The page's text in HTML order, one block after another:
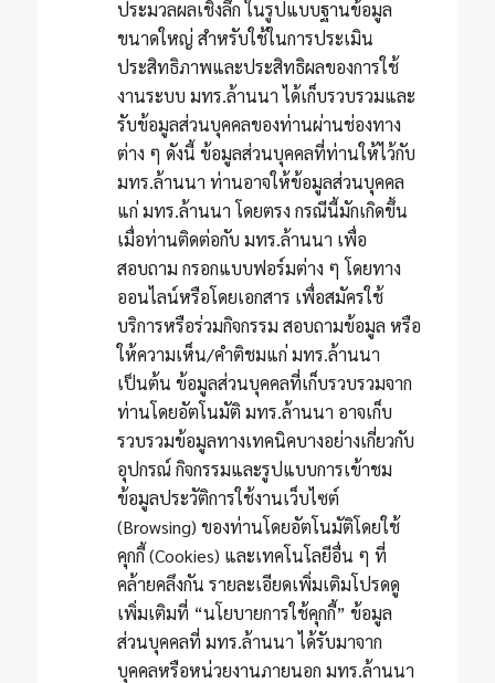
ประมวลผลเชิงลึก ในรูปแบบฐานข้อมูล
ขนาดใหญ่ สำหรับใช้ในการประเมิน
ประสิทธิภาพและประสิทธิผลของการใช้
งานระบบ มทร.ล้านนา ได้เก็บรวบรวมและ
รับข้อมูลส่วนบุคคลของท่านผ่านช่องทาง
ต่าง ๆ ดังนี้ ข้อมูลส่วนบุคคลที่ท่านให้ไว้กับ
มทร.ล้านนา ท่านอาจให้ข้อมูลส่วนบุคคล
แก่ มทร.ล้านนา โดยตรง กรณีนี้มักเกิดขึ้น
เมื่อท่านติดต่อกับ มทร.ล้านนา เพื่อ
สอบถาม กรอกแบบฟอร์มต่าง ๆ โดยทาง
ออนไลน์หรือโดยเอกสาร เพื่อสมัครใช้
บริการหรือร่วมกิจกรรม สอบถามข้อมูล หรือ
ให้ความเห็น/คำติชมแก่ มทร.ล้านนา
เป็นต้น ข้อมูลส่วนบุคคลที่เก็บรวบรวมจาก
ท่านโดยอัตโนมัติ มทร.ล้านนา อาจเก็บ
รวบรวมข้อมูลทางเทคนิคบางอย่างเกี่ยวกับ
อุปกรณ์ กิจกรรมและรูปแบบการเข้าชม
ข้อมูลประวัติการใช้งานเว็บไซต์
(Browsing) ของท่านโดยอัตโนมัติโดยใช้
คุกกี้ (Cookies) และเทคโนโลยีอื่น ๆ ที่
คล้ายคลึงกัน รายละเอียดเพิ่มเติมโปรดดู
เพิ่มเติมที่ “นโยบายการใช้คุกกี้” ข้อมูล
ส่วนบุคคลที่ มทร.ล้านนา ได้รับมาจาก
บุคคลหรือหน่วยงานภายนอก มทร.ล้านนา